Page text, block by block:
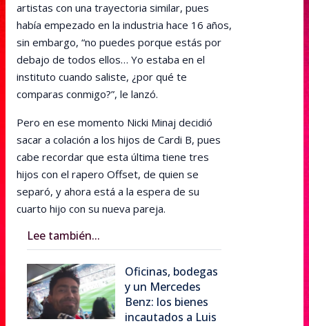
artistas con una trayectoria similar, pues
había empezado en la industria hace 16 años,
sin embargo, “no puedes porque estás por
debajo de todos ellos… Yo estaba en el
instituto cuando saliste, ¿por qué te
comparas conmigo?”, le lanzó.
Pero en ese momento Nicki Minaj decidió
sacar a colación a los hijos de Cardi B, pues
cabe recordar que esta última tiene tres
hijos con el rapero Offset, de quien se
separó, y ahora está a la espera de su
cuarto hijo con su nueva pareja.
Lee también...
Oficinas, bodegas
y un Mercedes
Benz: los bienes
incautados a Luis